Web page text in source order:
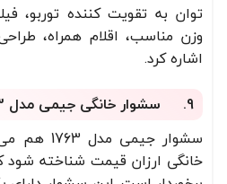
توان به تقویت کننده توربو،
وزن مناسب، اقلام همراه،
اشاره کرد.
9. سشوار خانگی جیمی مدل 1763
سشوار
خانگی ارزان قیمت شناخته شود